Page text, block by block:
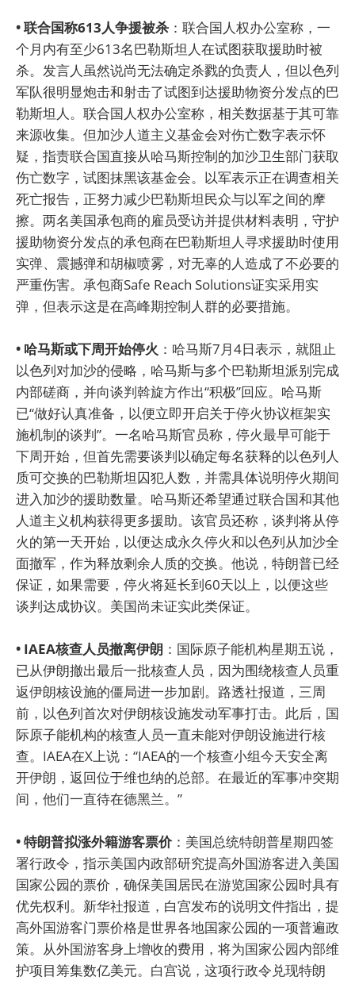
• 联合国称613人争援被杀 ：联合国人权办公室称，一
个月内有至少613名巴勒斯坦人在试图获取援助时被
杀。发言人虽然说尚无法确定杀戮的负责人，但以色列
军队很明显炮击和射击了试图到达援助物资分发点的巴
勒斯坦人。联合国人权办公室称，相关数据基于其可靠
来源收集。但加沙人道主义基金会对伤亡数字表示怀
疑，指责联合国直接从哈马斯控制的加沙卫生部门获取
伤亡数字，试图抹黑该基金会。以军表示正在调查相关
死亡报告，正努力减少巴勒斯坦民众与以军之间的摩
擦。两名美国承包商的雇员受访并提供材料表明，守护
援助物资分发点的承包商在巴勒斯坦人寻求援助时使用
实弹、震撼弹和胡椒喷雾，对无辜的人造成了不必要的
严重伤害。承包商Safe Reach Solutions证实采用实
弹，但表示这是在高峰期控制人群的必要措施。
• 哈马斯或下周开始停火 ：哈马斯7月4日表示，就阻止
以色列对加沙的侵略，哈马斯与多个巴勒斯坦派别完成
内部磋商，并向谈判斡旋方作出“积极”回应。哈马斯
已“做好认真准备，以便立即开启关于停火协议框架实
施机制的谈判”。一名哈马斯官员称，停火最早可能于
下周开始，但首先需要谈判以确定每名获释的以色列人
质可交换的巴勒斯坦囚犯人数，并需具体说明停火期间
进入加沙的援助数量。哈马斯还希望通过联合国和其他
人道主义机构获得更多援助。该官员还称，谈判将从停
火的第一天开始，以便达成永久停火和以色列从加沙全
面撤军，作为释放剩余人质的交换。他说，特朗普已经
保证，如果需要，停火将延长到60天以上，以便这些
谈判达成协议。美国尚未证实此类保证。
• IAEA核查人员撤离伊朗 ：国际原子能机构星期五说，
已从伊朗撤出最后一批核查人员，因为围绕核查人员重
返伊朗核设施的僵局进一步加剧。路透社报道，三周
前，以色列首次对伊朗核设施发动军事打击。此后，国
际原子能机构的核查人员一直未能对伊朗设施进行核
查。IAEA在X上说：“IAEA的一个核查小组今天安全离
开伊朗，返回位于维也纳的总部。在最近的军事冲突期
间，他们一直待在德黑兰。”
• 特朗普拟涨外籍游客票价：美国总统特朗普星期四签
署行政令，指示美国内政部研究提高外国游客进入美国
国家公园的票价，确保美国居民在游览国家公园时具有
优先权利。新华社报道，白宫发布的说明文件指出，提
高外国游客门票价格是世界各地国家公园的一项普遍政
策。从外国游客身上增收的费用，将为国家公园内部维
护项目筹集数亿美元。白宫说，这项行政令兑现特朗